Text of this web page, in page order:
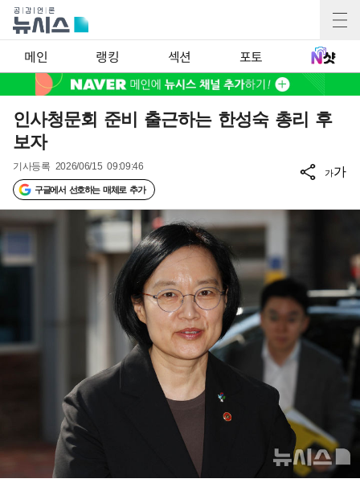
메인 랭킹 섹션 포토
인사청문회 준비 출근하는 한성숙 총리 후
보자
기사등록 2026/06/15 09:09:46
구글에서 선호하는 매체로 추가
가가